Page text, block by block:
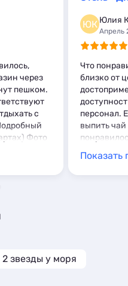
через
пешком.
с
Фото
ЮК Юлия
Апрель
Что
близко от
персонал.
выпить
довольны!
Показать
2 звезды у моря